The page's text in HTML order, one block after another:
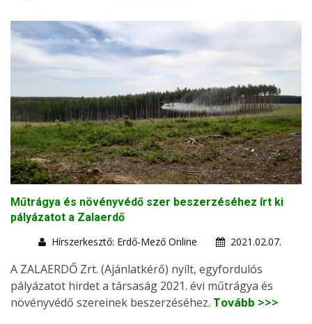
Műtrágya és növényvédő szer beszerzéséhez írt ki
pályázatot a Zalaerdő
Hírszerkesztő: Erdő-Mező Online
2021.02.07.
A ZALAERDŐ Zrt. (Ajánlatkérő) nyílt, egyfordulós
pályázatot hirdet a társaság 2021. évi műtrágya és
növényvédő szereinek beszerzéséhez. Tovább >>>